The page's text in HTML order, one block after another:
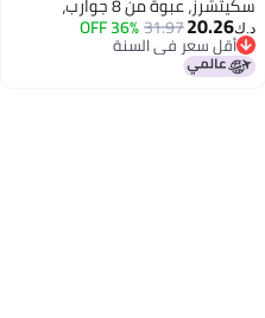
رمادي/رمادي، مقاس 10-13
د.ك‏20.26
31.97
36% OFF
أقل سعر في السنة
أقل سعر في السنة